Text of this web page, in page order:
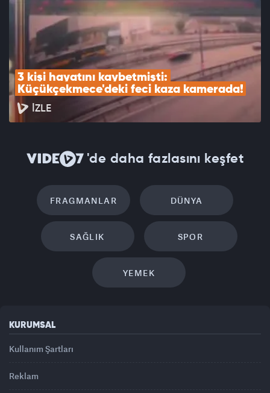
3 kişi hayatını kaybetmişti:
Küçükçekmece'deki feci kaza kamerada!
İZLE
'de daha fazlasını keşfet
FRAGMANLAR DÜNYA
SAĞLIK SPOR
YEMEK
KURUMSAL
Kullanım Şartları
Reklam